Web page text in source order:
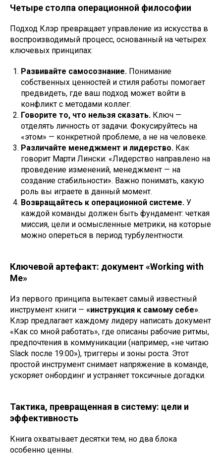
Четыре столпа операционной философии
Подход Клэр превращает управление из искусства в
воспроизводимый процесс, основанный на четырех
ключевых принципах:
Развивайте самосознание. Понимание
собственных ценностей и стиля работы помогает
предвидеть, где ваш подход может войти в
конфликт с методами коллег.
Говорите то, что нельзя сказать. Ключ —
отделять личность от задачи. Фокусируйтесь на
«этом» — конкретной проблеме, а не на человеке.
Различайте менеджмент и лидерство. Как
говорит Марти Лински: «Лидерство направлено на
проведение изменений, менеджмент — на
создание стабильности». Важно понимать, какую
роль вы играете в данный момент.
Возвращайтесь к операционной системе. У
каждой команды должен быть фундамент: четкая
миссия, цели и осмысленные метрики, на которые
можно опереться в период турбулентности.
Ключевой артефакт: документ «Working with
Me»
Из первого принципа вытекает самый известный
инструмент книги — «инструкция к самому себе».
Клэр предлагает каждому лидеру написать документ
«Как со мной работать», где описаны рабочие ритмы,
предпочтения в коммуникации (например, «не читаю
Slack после 19:00»), триггеры и зоны роста. Этот
простой инструмент снимает напряжение в команде,
ускоряет онбординг и устраняет токсичные догадки.
Тактика, превращенная в систему: цели и
эффективность
Книга охватывает десятки тем, но два блока
особенно ценны.